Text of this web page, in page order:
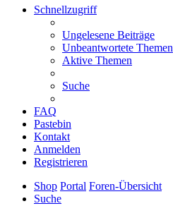
Schnellzugriff
Ungelesene Beiträge
Unbeantwortete Themen
Aktive Themen
Suche
FAQ
Pastebin
Kontakt
Anmelden
Registrieren
Shop Portal Foren-Übersicht
Suche